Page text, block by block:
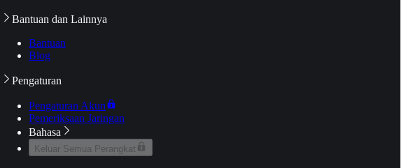
Bantuan dan Lainnya
Bantuan
Blog
Pengaturan
Pengaturan Akun
Pemeriksaan Jaringan
Bahasa
Keluar Semua Perangkat